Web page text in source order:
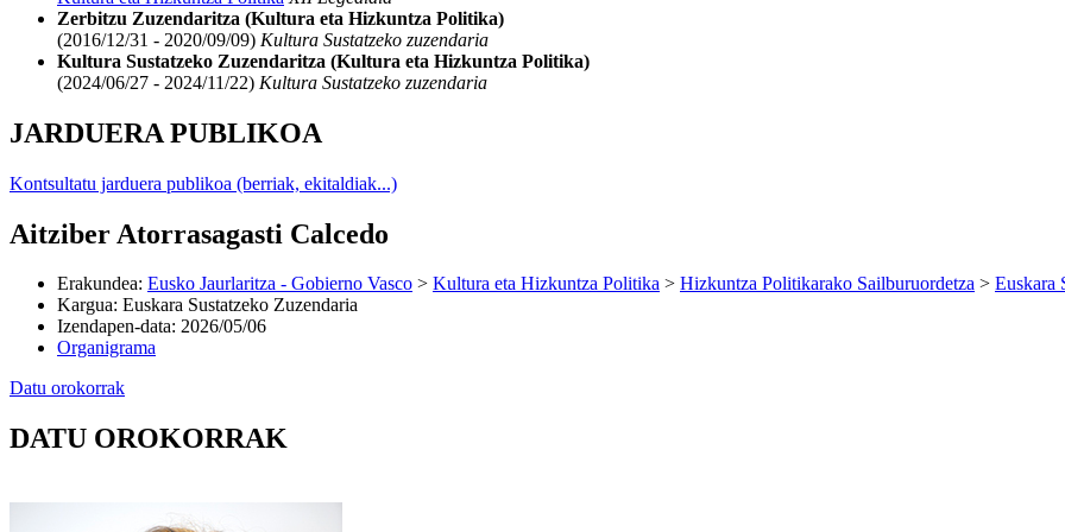
Zerbitzu Zuzendaritza (Kultura eta Hizkuntza Politika)
(2016/12/31 - 2020/09/09) Kultura Sustatzeko zuzendaria
Kultura Sustatzeko Zuzendaritza (Kultura eta Hizkuntza Politika)
(2024/06/27 - 2024/11/22) Kultura Sustatzeko zuzendaria
JARDUERA PUBLIKOA
Kontsultatu jarduera publikoa (berriak, ekitaldiak...)
Aitziber Atorrasagasti Calcedo
Erakundea: Eusko Jaurlaritza - Gobierno Vasco > Kultura eta Hizkuntza Politika > Hizkuntza Politikarako Sailburuordetza > Euskara
Kargua: Euskara Sustatzeko Zuzendaria
Izendapen-data: 2026/05/06
Organigrama
Datu orokorrak
DATU OROKORRAK